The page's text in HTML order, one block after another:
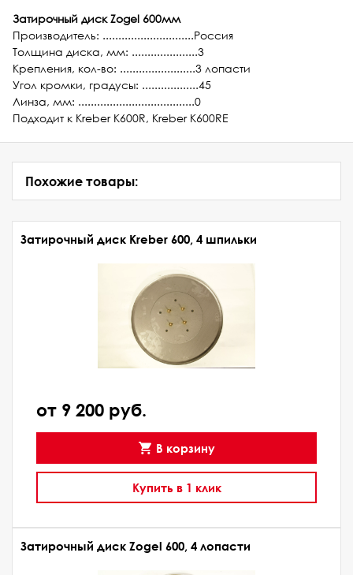
Затирочный диск Zogel 600мм
Производитель: .............................Россия
Толщина диска, мм: .....................3
Крепления, кол-во: ........................3 лопасти
Угол кромки, градусы: ..................45
Линза, мм: .....................................0
Подходит к Kreber K600R, Kreber K600RE
Похожие товары:
Затирочный диск Kreber 600, 4 шпильки
от 9 200 руб.
В корзину
Купить в 1 клик
Затирочный диск Zogel 600, 4 лопасти